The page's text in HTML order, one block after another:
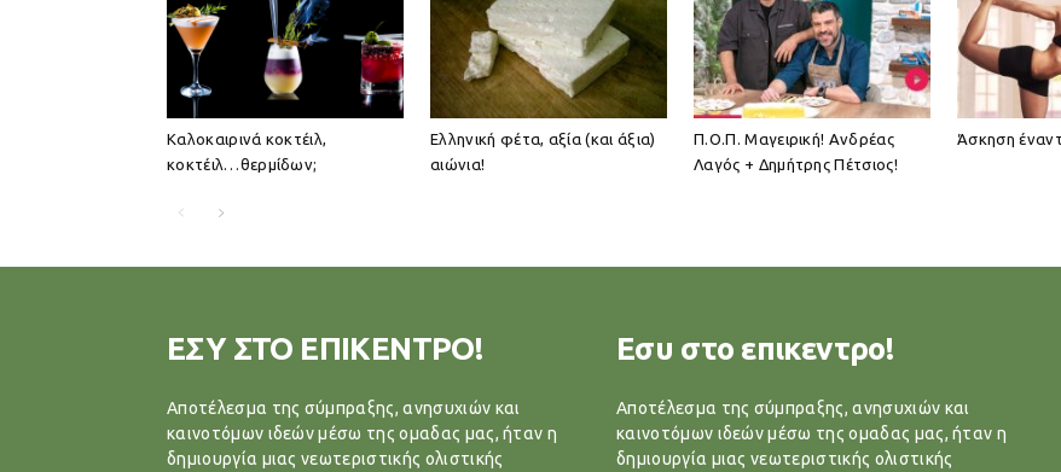
Καλοκαιρινά κοκτέιλ,
κοκτέιλ…θερμίδων;
Ελληνική φέτα, αξία (και άξια)
αιώνια!
Π.Ο.Π. Μαγειρική! Ανδρέας
Λαγός + Δημήτρης Πέτσιος!
Άσκηση
ΕΣΥ ΣΤΟ ΕΠΙΚΕΝΤΡΟ!
Αποτέλεσμα της σύμπραξης, ανησυχιών και
καινοτόμων ιδεών μέσω της ομαδας μας, ήταν η
δημιουργία μιας νεωτεριστικής ολιστικής
Εσυ στο επικεντρο!
Αποτέλεσμα της σύμπραξης, ανησυχιών και
καινοτόμων ιδεών μέσω της ομαδας μας, ήταν η
δημιουργία μιας νεωτεριστικής ολιστικής